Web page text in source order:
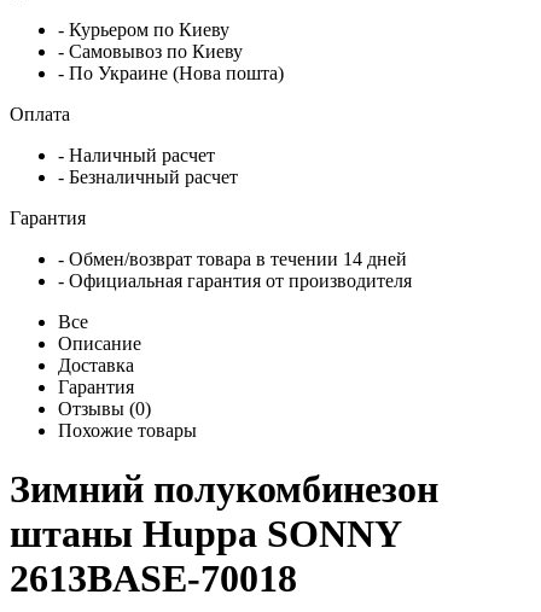
- Курьером по Киеву
- Самовывоз по Киеву
- По Украине (Нова пошта)
Оплата
- Наличный расчет
- Безналичный расчет
Гарантия
- Обмен/возврат товара в течении 14 дней
- Официальная гарантия от производителя
Все
Описание
Доставка
Гарантия
Отзывы (0)
Похожие товары
Зимний полукомбинезон
штаны Huppa SONNY
2613BASE-70018